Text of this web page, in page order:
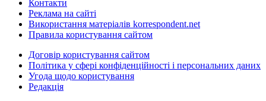
Контакти
Реклама на сайті
Використання матеріалів korrespondent.net
Правила користування сайтом
Договір користування сайтом
Політика у сфері конфіденційності і персональних даних
Угода щодо користування
Редакція